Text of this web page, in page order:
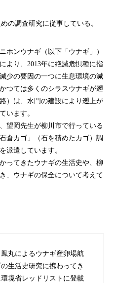
の調査研究に従事している。
ホンウナギ（以下「ウナギ」）
より、2013年に絶滅危惧種に指
少の要因の一つに生息環境の減
つては多くのシラスウナギが遡
）は、水門の建設により遡上が
います。
望岡先生が柳川市で行っている
倉カゴ」（石を積めたカゴ）調
派遣しています。
ってきたウナギの生活史や、柳
、ウナギの保全について考えて
丸によるウナギ産卵場航
生活史研究に携わってき
境省レッドリストに登載